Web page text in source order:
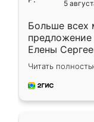
5
Больше всех
предложение
Елены
короткие
для замера
предложил
Читать